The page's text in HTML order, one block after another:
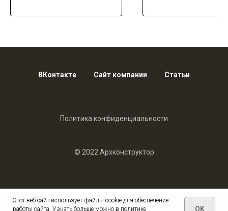
Этот веб-сайт использует файлы cookie для обеспечение
работы сайта. Узнать больше можно в политике
OK
ВКонтакте Сайт компании Статьи
Политика конфиденциальности
© 2022 Архконструктор